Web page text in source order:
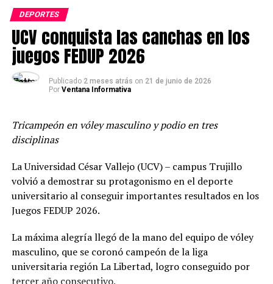
nacional Karla Ortiz.
A través de Vóley Pro, Choco Palacios busca contribuir a
la formación de mejores voleibolistas, fortaleciendo el
aprendizaje desde los fundamentos técnicos hasta la
comprensión y aplicación de los sistemas tácticos de
juego, mediante una metodología basada en la
Las inscripciones ya están abiertas. Para mayor
información, comunicarse al 986 689 096. Las alumnas
del Colegio Ceibos podrán realizar sus consultas e
inscripciones directamente en su institución.
DEPORTES
UCV conquista las canchas en los
juegos FEDUP 2026
Publicado 2 meses atrás on 21 de junio de 2026
Por Ventana Informativa
Tricampeón en vóley masculino y podio en tres
disciplinas
La Universidad César Vallejo (UCV) – campus Trujillo
volvió a demostrar su protagonismo en el deporte
universitario al conseguir importantes resultados en los
Juegos FEDUP 2026.
La máxima alegría llegó de la mano del equipo de vóley
masculino, que se coronó campeón de la liga
universitaria región La Libertad, logro conseguido por
tercer año consecutivo.